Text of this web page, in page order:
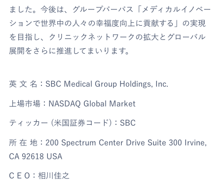
ました。今後は、グループパーパス「メディカルイノベー
ションで世界中の人々の幸福度向上に貢献する」の実現
を目指し、クリニックネットワークの拡大とグローバル
展開をさらに推進してまいります。
英 文 名：SBC Medical Group Holdings, Inc.
上場市場：NASDAQ Global Market
ティッカー (米国証券コード)：SBC
所 在 地：200 Spectrum Center Drive Suite 300 Irvine,
CA 92618 USA
C E O：相川佳之